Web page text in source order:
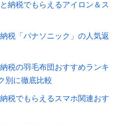
納税でもらえるアイロン＆ス
税「パナソニック」の人気返
税の羽毛布団おすすめランキ
別に徹底比較
税でもらえるスマホ関連おす